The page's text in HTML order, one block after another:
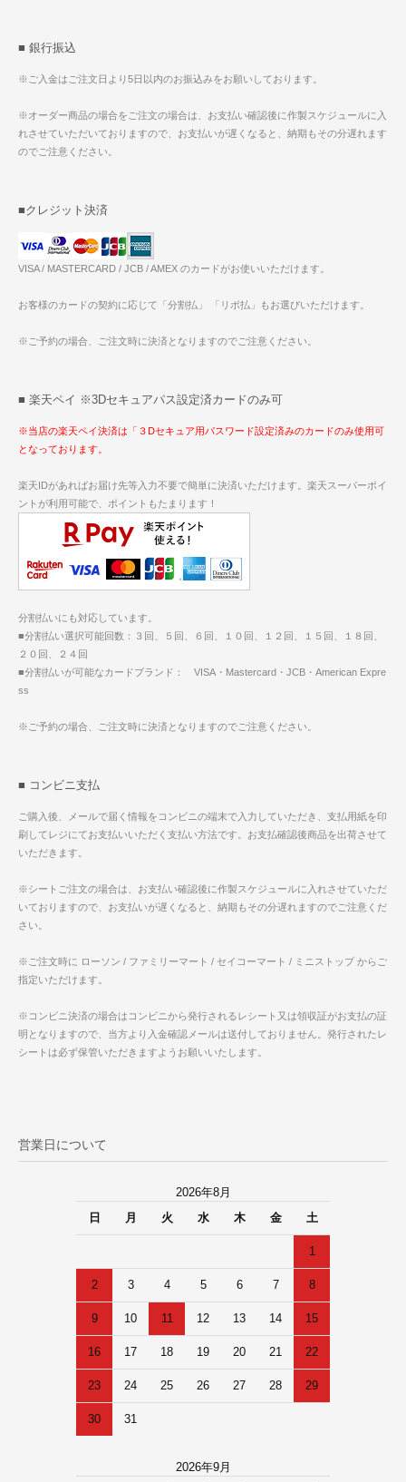
■ 銀行振込
※ご入金はご注文日より5日以内のお振込みをお願いしております。
※オーダー商品の場合をご注文の場合は、お支払い確認後に作製スケジュールに入
れさせていただいておりますので、お支払いが遅くなると、納期もその分遅れます
のでご注意ください。
■クレジット決済
VISA / MASTERCARD / JCB / AMEX のカードがお使いいただけます。
お客様のカードの契約に応じて「分割払」 「リボ払」もお選びいただけます。
※ご予約の場合、ご注文時に決済となりますのでご注意ください。
■ 楽天ペイ ※3Dセキュアパス設定済カードのみ可
※当店の楽天ペイ決済は「３Dセキュア用パスワード設定済みのカードのみ使用可
となっております。
楽天IDがあればお届け先等入力不要で簡単に決済いただけます。楽天スーパーポイ
ントが利用可能で、ポイントもたまります！
分割払いにも対応しています。
■分割払い選択可能回数：３回、５回、６回、１０回、１２回、１５回、１８回、
２０回、２４回
■分割払いが可能なカードブランド： VISA・Mastercard・JCB・American Expre
ss
※ご予約の場合、ご注文時に決済となりますのでご注意ください。
■ コンビニ支払
ご購入後、メールで届く情報をコンビニの端末で入力していただき、支払用紙を印
刷してレジにてお支払いいただく支払い方法です。お支払確認後商品を出荷させて
いただきます。
※シートご注文の場合は、お支払い確認後に作製スケジュールに入れさせていただ
いておりますので、お支払いが遅くなると、納期もその分遅れますのでご注意くだ
さい。
※ご注文時に ローソン / ファミリーマート / セイコーマート / ミニストップ からご
指定いただけます。
※コンビニ決済の場合はコンビニから発行されるレシート又は領収証がお支払の証
明となりますので、当方より入金確認メールは送付しておりません。発行されたレ
シートは必ず保管いただきますようお願いいたします。
営業日について
2026年8月
日
月 火 水 木 金 土
1
2 3 4 5 6 7 8
9 10 11 12 13 14 15
16 17 18 19 20 21 22
23 24 25 26 27 28 29
30 31
2026年9月